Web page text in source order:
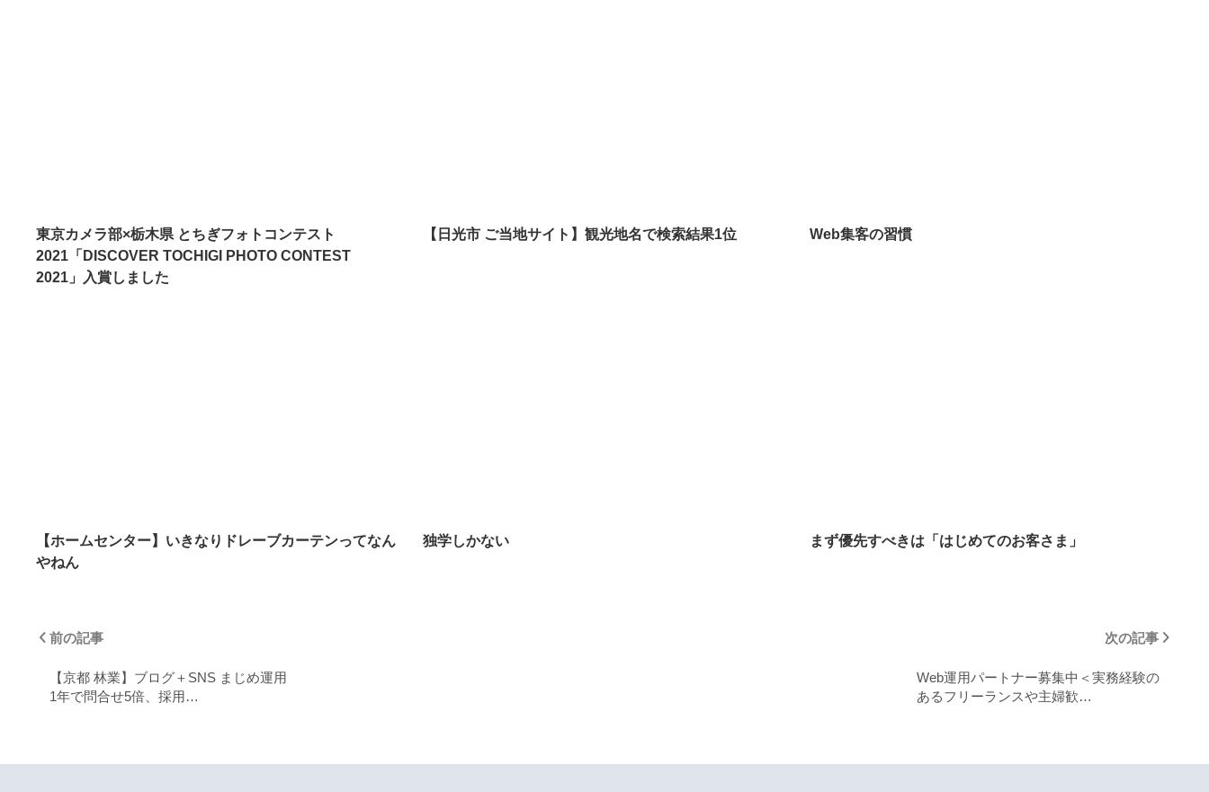
東京カメラ部×栃木県 とちぎフォトコンテスト
2021「DISCOVER TOCHIGI PHOTO CONTEST
2021」入賞しました
【日光市 ご当地サイト】観光地名で検索結果1位 Web集客の習慣
【ホームセンター】いきなりドレーブカーテンってなん
やねん
独学しかない まず優先すべきは「はじめてのお客さま」
前の記事
【京都 林業】ブログ＋SNS まじめ運用
1年で問合せ5倍、採用…
次の記事
Web運用パートナー募集中＜実務経験の
あるフリーランスや主婦歓…